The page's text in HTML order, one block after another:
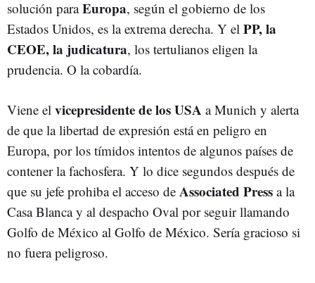
solución paraEuropa, según el gobierno de los
Estados Unidos, es la extrema derecha. Y el PP, la
CEOE, la judicatura, los tertulianos eligen la
prudencia. O la cobardía.
Viene el vicepresidente de los USA a Munich y alerta
de que la libertad de expresión está en peligro en
Europa, por los tímidos intentos de algunos países de
contener la fachosfera. Y lo dice segundos después de
que su jefe prohiba el acceso de Associated Press a la
Casa Blanca y al despacho Oval por seguir llamando
Golfo de México al Golfo de México. Sería gracioso si
no fuera peligroso.